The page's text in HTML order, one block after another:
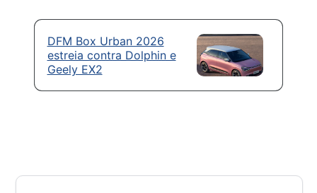
DFM Box Urban 2026
estreia contra Dolphin e
Geely EX2